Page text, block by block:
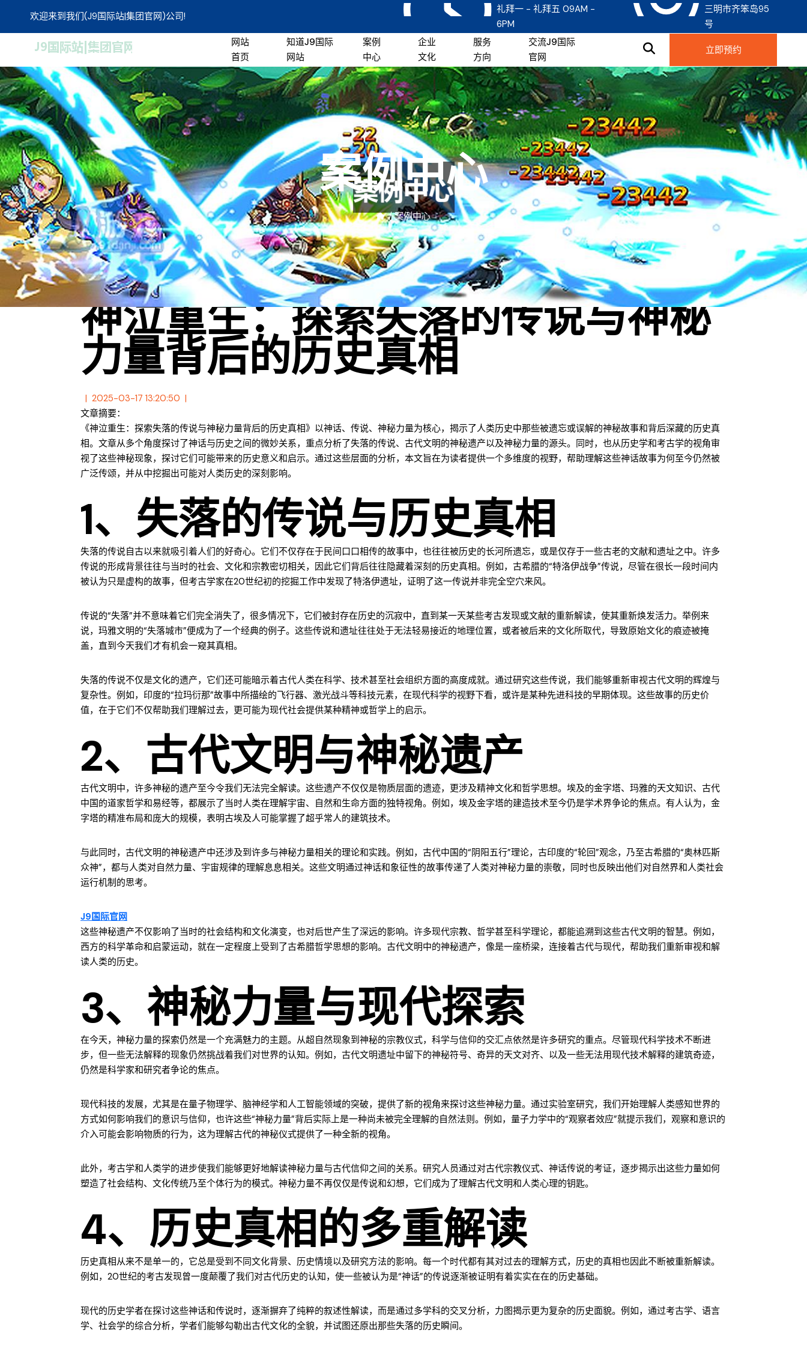
欢迎来到我们(J9国际站|集团官网)公司!
礼拜一 - 礼拜五 09AM -
6PM
三明市齐笨岛95
号
网站
首页
知道j9国际
网站
案例
中心
企业
文化
服务
方向
交流J9国际
官网
立即预约
案例中心
/ 案例中心
神泣重生：探索失落的传说与神秘
力量背后的历史真相
2025-03-17 13:20:50
文章摘要：
《神泣重生：探索失落的传说与神秘力量背后的历史真相》以神话、传说、神秘力量为核心，揭示了人类历史中那些被遗忘或误解的神秘故事和背后深藏的历史真
相。文章从多个角度探讨了神话与历史之间的微妙关系，重点分析了失落的传说、古代文明的神秘遗产以及神秘力量的源头。同时，也从历史学和考古学的视角审
视了这些神秘现象，探讨它们可能带来的历史意义和启示。通过这些层面的分析，本文旨在为读者提供一个多维度的视野，帮助理解这些神话故事为何至今仍然被
广泛传颂，并从中挖掘出可能对人类历史的深刻影响。
1、失落的传说与历史真相
失落的传说自古以来就吸引着人们的好奇心。它们不仅存在于民间口口相传的故事中，也往往被历史的长河所遗忘，或是仅存于一些古老的文献和遗址之中。许多
传说的形成背景往往与当时的社会、文化和宗教密切相关，因此它们背后往往隐藏着深刻的历史真相。例如，古希腊的“特洛伊战争”传说，尽管在很长一段时间内
被认为只是虚构的故事，但考古学家在20世纪初的挖掘工作中发现了特洛伊遗址，证明了这一传说并非完全空穴来风。
传说的“失落”并不意味着它们完全消失了，很多情况下，它们被封存在历史的沉寂中，直到某一天某些考古发现或文献的重新解读，使其重新焕发活力。举例来
说，玛雅文明的“失落城市”便成为了一个经典的例子。这些传说和遗址往往处于无法轻易接近的地理位置，或者被后来的文化所取代，导致原始文化的痕迹被掩
盖，直到今天我们才有机会一窥其真相。
失落的传说不仅是文化的遗产，它们还可能暗示着古代人类在科学、技术甚至社会组织方面的高度成就。通过研究这些传说，我们能够重新审视古代文明的辉煌与
复杂性。例如，印度的“拉玛衍那”故事中所描绘的飞行器、激光战斗等科技元素，在现代科学的视野下看，或许是某种先进科技的早期体现。这些故事的历史价
值，在于它们不仅帮助我们理解过去，更可能为现代社会提供某种精神或哲学上的启示。
2、古代文明与神秘遗产
古代文明中，许多神秘的遗产至今令我们无法完全解读。这些遗产不仅仅是物质层面的遗迹，更涉及精神文化和哲学思想。埃及的金字塔、玛雅的天文知识、古代
中国的道家哲学和易经等，都展示了当时人类在理解宇宙、自然和生命方面的独特视角。例如，埃及金字塔的建造技术至今仍是学术界争论的焦点。有人认为，金
字塔的精准布局和庞大的规模，表明古埃及人可能掌握了超乎常人的建筑技术。
与此同时，古代文明的神秘遗产中还涉及到许多与神秘力量相关的理论和实践。例如，古代中国的“阴阳五行”理论，古印度的“轮回”观念，乃至古希腊的“奥林匹斯
众神”，都与人类对自然力量、宇宙规律的理解息息相关。这些文明通过神话和象征性的故事传递了人类对神秘力量的崇敬，同时也反映出他们对自然界和人类社会
运行机制的思考。
J9国际官网
这些神秘遗产不仅影响了当时的社会结构和文化演变，也对后世产生了深远的影响。许多现代宗教、哲学甚至科学理论，都能追溯到这些古代文明的智慧。例如，
西方的科学革命和启蒙运动，就在一定程度上受到了古希腊哲学思想的影响。古代文明中的神秘遗产，像是一座桥梁，连接着古代与现代，帮助我们重新审视和解
读人类的历史。
3、神秘力量与现代探索
在今天，神秘力量的探索仍然是一个充满魅力的主题。从超自然现象到神秘的宗教仪式，科学与信仰的交汇点依然是许多研究的重点。尽管现代科学技术不断进
步，但一些无法解释的现象仍然挑战着我们对世界的认知。例如，古代文明遗址中留下的神秘符号、奇异的天文对齐、以及一些无法用现代技术解释的建筑奇迹，
仍然是科学家和研究者争论的焦点。
现代科技的发展，尤其是在量子物理学、脑神经学和人工智能领域的突破，提供了新的视角来探讨这些神秘力量。通过实验室研究，我们开始理解人类感知世界的
方式如何影响我们的意识与信仰，也许这些“神秘力量”背后实际上是一种尚未被完全理解的自然法则。例如，量子力学中的“观察者效应”就提示我们，观察和意识的
介入可能会影响物质的行为，这为理解古代的神秘仪式提供了一种全新的视角。
此外，考古学和人类学的进步使我们能够更好地解读神秘力量与古代信仰之间的关系。研究人员通过对古代宗教仪式、神话传说的考证，逐步揭示出这些力量如何
塑造了社会结构、文化传统乃至个体行为的模式。神秘力量不再仅仅是传说和幻想，它们成为了理解古代文明和人类心理的钥匙。
4、历史真相的多重解读
历史真相从来不是单一的，它总是受到不同文化背景、历史情境以及研究方法的影响。每一个时代都有其对过去的理解方式，历史的真相也因此不断被重新解读。
例如，20世纪的考古发现曾一度颠覆了我们对古代历史的认知，使一些被认为是“神话”的传说逐渐被证明有着实实在在的历史基础。
现代的历史学者在探讨这些神话和传说时，逐渐摒弃了纯粹的叙述性解读，而是通过多学科的交叉分析，力图揭示更为复杂的历史面貌。例如，通过考古学、语言
学、社会学的综合分析，学者们能够勾勒出古代文化的全貌，并试图还原出那些失落的历史瞬间。